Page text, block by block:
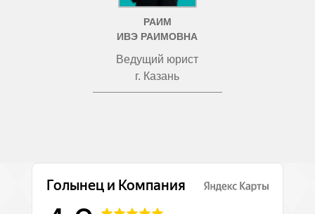
РАИМ
ИВЭ РАИМОВНА
Ведущий юрист
г. Казань